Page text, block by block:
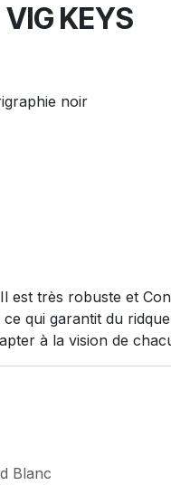
KEYS
noir
très robuste et
qui garantit du
à la vision de
Blanc